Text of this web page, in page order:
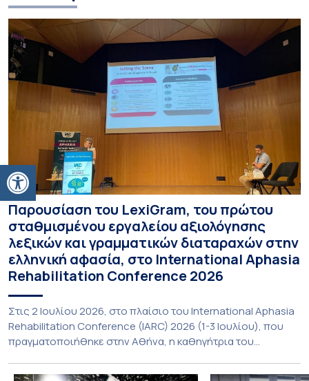
Ανοίξτε τη γραμμή εργαλείων
Παρουσίαση του LexiGram, του πρώτου
σταθμισμένου εργαλείου αξιολόγησης
λεξικών και γραμματικών διαταραχών στην
ελληνική αφασία, στο International Aphasia
Rehabilitation Conference 2026
Στις 2 Ιουλίου 2026, στο πλαίσιο του International Aphasia
Rehabilitation Conference (IARC) 2026 (1-3 Ιουλίου), που
πραγματοποιήθηκε στην Αθήνα, η καθηγήτρια του
Πανεπιστημίου Αθηνών, Σπυριδούλα Βαρλοκώστα,